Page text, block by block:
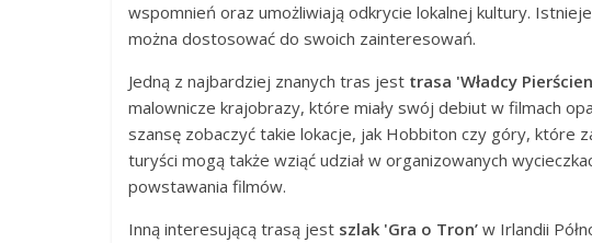
wspomnień oraz umożliwiają odkrycie lokalnej kultury.
można dostosować do swoich zainteresowań.
Jedną z najbardziej znanych tras jest trasa 'Władcy
malownicze krajobrazy, które miały swój debiut w filmach
szansę zobaczyć takie lokacje, jak Hobbiton czy góry, które
turyści mogą także wziąć udział w organizowanych
powstawania filmów.
Inną interesującą trasą jest szlak 'Gra o Tron’ w Irlandii